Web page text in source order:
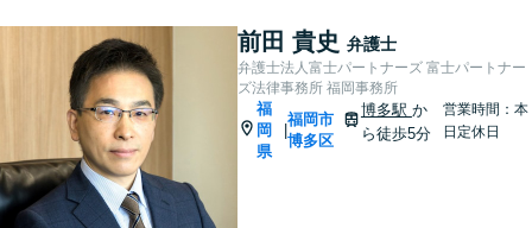
前田 貴史 弁護士
弁護士法人富士パートナーズ 富士パートナー
ズ法律事務所 福岡事務所
福
岡
県
福岡市
博多区
博多駅 か
ら徒歩5分
営業時間：本
日定休日